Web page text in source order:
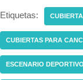
Etiquetas:
CUBIERTAS PARA
ESCENARIO DEPORTIVO